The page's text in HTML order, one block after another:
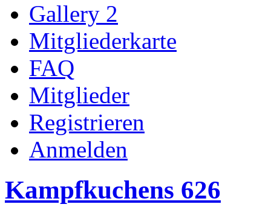
Gallery 2
Mitgliederkarte
FAQ
Mitglieder
Registrieren
Anmelden
Kampfkuchens 626